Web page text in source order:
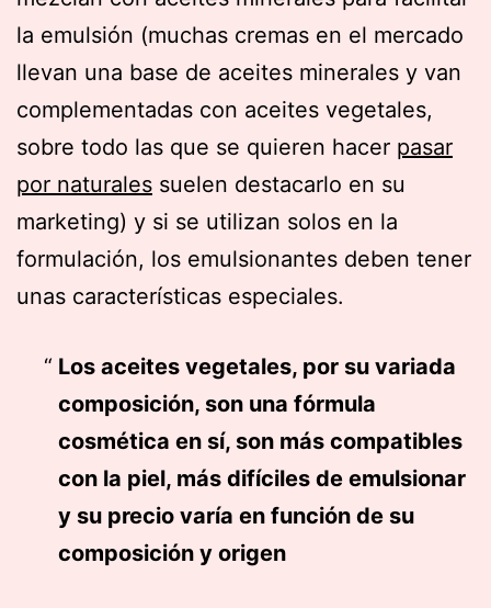
la emulsión (muchas cremas en el mercado
llevan una base de aceites minerales y van
complementadas con aceites vegetales,
sobre todo las que se quieren hacer pasar
por naturales suelen destacarlo en su
marketing) y si se utilizan solos en la
formulación, los emulsionantes deben tener
unas características especiales.
Los aceites vegetales, por su variada
composición, son una fórmula
cosmética en sí, son más compatibles
con la piel, más difíciles de emulsionar
y su precio varía en función de su
composición y origen